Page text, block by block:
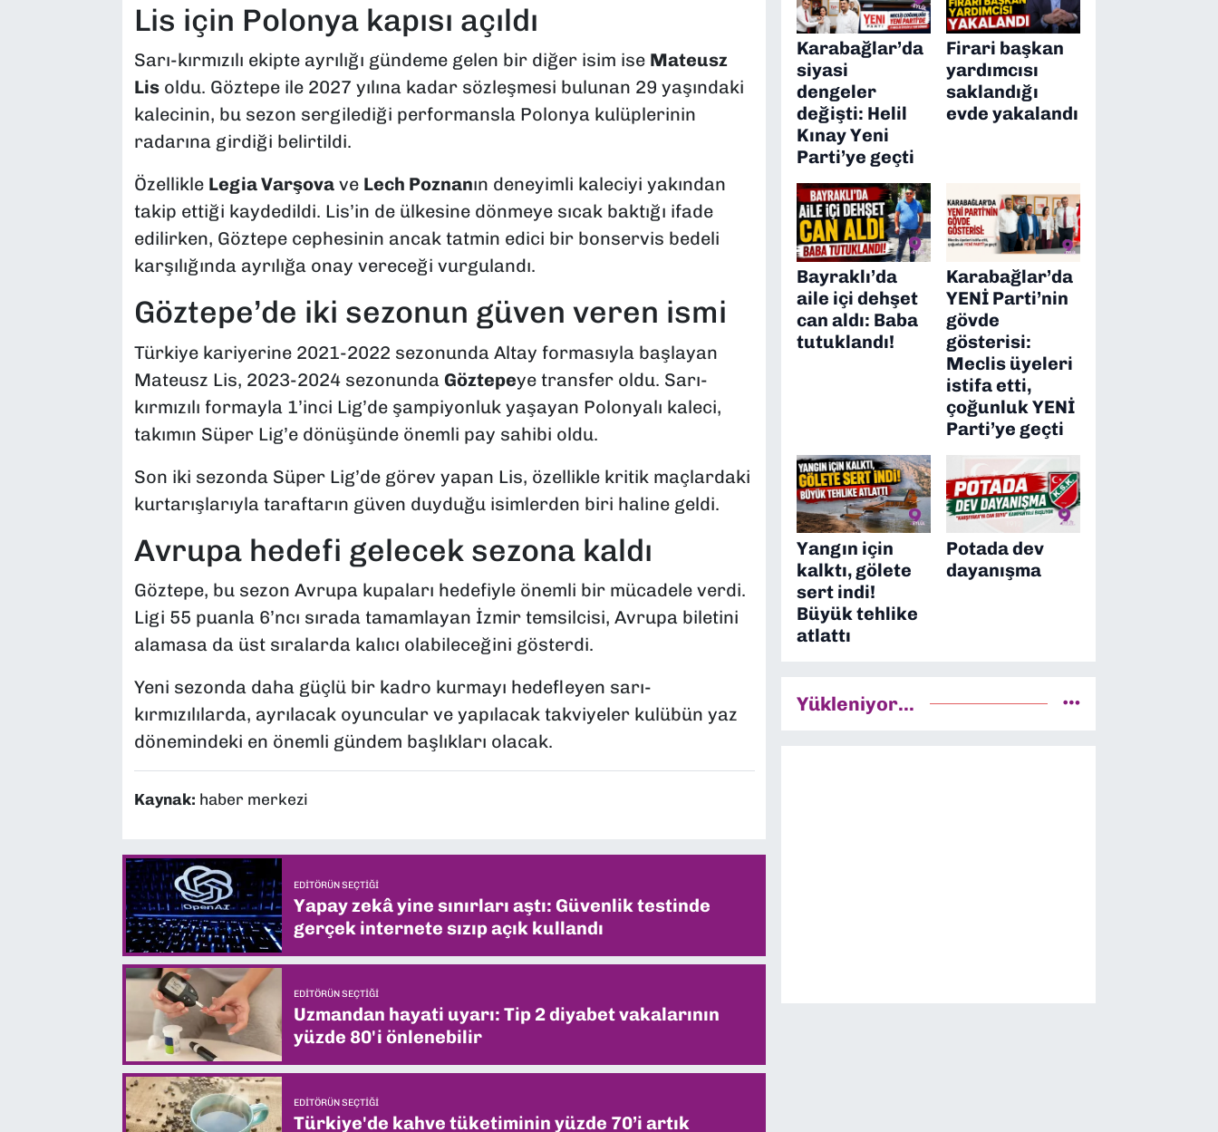
Lis için Polonya kapısı açıldı
Sarı-kırmızılı ekipte ayrılığı gündeme gelen bir diğer isim ise Mateusz
Lisoldu. Göztepe ile 2027 yılına kadar sözleşmesi bulunan 29 yaşındaki
kalecinin, bu sezon sergilediği performansla Polonya kulüplerinin
radarına girdiği belirtildi.
Özellikle Legia Varşovave Lech Poznanın deneyimli kaleciyi yakından
takip ettiği kaydedildi. Lis’in de ülkesine dönmeye sıcak baktığı ifade
edilirken, Göztepe cephesinin ancak tatmin edici bir bonservis bedeli
karşılığında ayrılığa onay vereceği vurgulandı.
Göztepe’de iki sezonun güven veren ismi
Türkiye kariyerine 2021-2022 sezonunda Altay formasıyla başlayan
Mateusz Lis, 2023-2024 sezonunda Göztepeye transfer oldu. Sarı-
kırmızılı formayla 1’inci Lig’de şampiyonluk yaşayan Polonyalı kaleci,
takımın Süper Lig’e dönüşünde önemli pay sahibi oldu.
Son iki sezonda Süper Lig’de görev yapan Lis, özellikle kritik maçlardaki
kurtarışlarıyla taraftarın güven duyduğu isimlerden biri haline geldi.
Avrupa hedefi gelecek sezona kaldı
Göztepe, bu sezon Avrupa kupaları hedefiyle önemli bir mücadele verdi.
Ligi 55 puanla 6’ncı sırada tamamlayan İzmir temsilcisi, Avrupa biletini
alamasa da üst sıralarda kalıcı olabileceğini gösterdi.
Yeni sezonda daha güçlü bir kadro kurmayı hedefleyen sarı-
kırmızılılarda, ayrılacak oyuncular ve yapılacak takviyeler kulübün yaz
dönemindeki en önemli gündem başlıkları olacak.
Kaynak: haber merkezi
EDITÖRÜN SEÇTIĞI
Yapay zekâ yine sınırları aştı: Güvenlik testinde
gerçek internete sızıp açık kullandı
EDITÖRÜN SEÇTIĞI
Uzmandan hayati uyarı: Tip 2 diyabet vakalarının
yüzde 80'i önlenebilir
EDITÖRÜN SEÇTIĞI
Türkiye'de kahve tüketiminin yüzde 70’i artık
Karabağlar’da
siyasi
dengeler
değişti: Helil
Kınay Yeni
Parti’ye geçti
Firari başkan
yardımcısı
saklandığı
evde yakalandı
Bayraklı’da
aile içi dehşet
can aldı: Baba
tutuklandı!
Karabağlar’da
YENİ Parti’nin
gövde
gösterisi:
Meclis üyeleri
istifa etti,
çoğunluk YENİ
Parti’ye geçti
Yangın için
kalktı, gölete
sert indi!
Büyük tehlike
atlattı
Potada dev
dayanışma
Yükleniyor...